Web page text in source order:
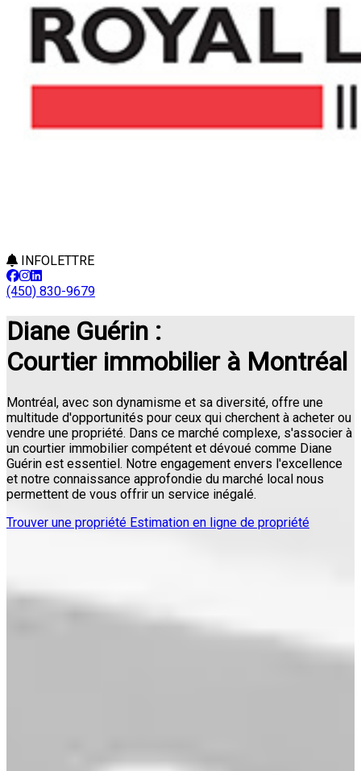
INFOLETTRE
(450) 830-9679
Diane Guérin :
Courtier immobilier à Montréal
Montréal, avec son dynamisme et sa diversité, offre une
multitude d'opportunités pour ceux qui cherchent à acheter ou
vendre une propriété. Dans ce marché complexe, s'associer à
un courtier immobilier compétent et dévoué comme Diane
Guérin est essentiel. Notre engagement envers l'excellence
et notre connaissance approfondie du marché local nous
permettent de vous offrir un service inégalé.
Trouver une propriété Estimation en ligne de propriété